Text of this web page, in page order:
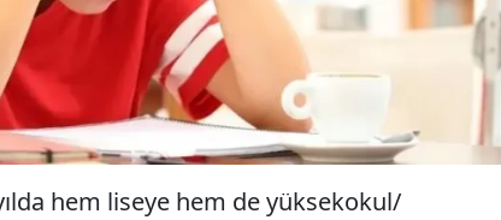
hem liseye hem de yüksekokul/